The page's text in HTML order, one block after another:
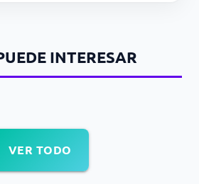
INTERESAR
VER TODO